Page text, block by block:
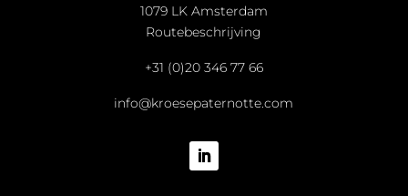
1079 LK Amsterdam
Routebeschrijving
+31 (0)20 346 77 66
info@kroesepaternotte.com